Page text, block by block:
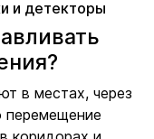
и детекторы
в местах, через
перемещение